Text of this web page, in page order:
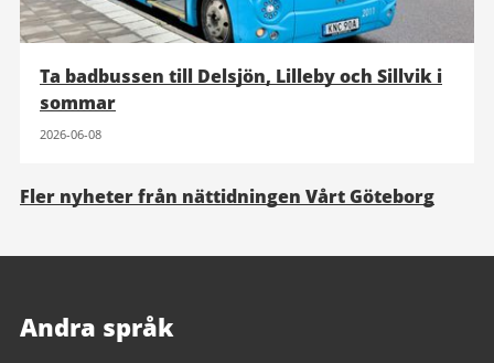
Ta badbussen till Delsjön, Lilleby och Sillvik i
sommar
2026-06-08
Fler nyheter från nättidningen Vårt Göteborg
Andra språk